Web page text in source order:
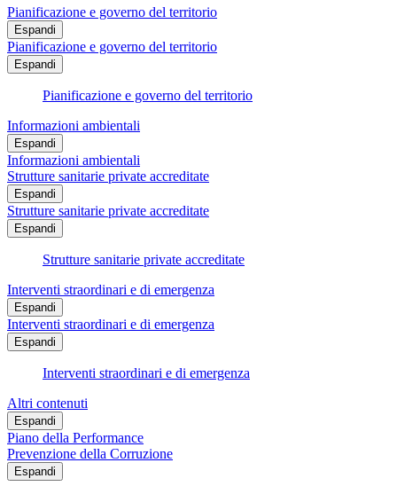
Pianificazione e governo del territorio
Espandi
Pianificazione e governo del territorio
Espandi
Pianificazione e governo del territorio
Informazioni ambientali
Espandi
Informazioni ambientali
Strutture sanitarie private accreditate
Espandi
Strutture sanitarie private accreditate
Espandi
Strutture sanitarie private accreditate
Interventi straordinari e di emergenza
Espandi
Interventi straordinari e di emergenza
Espandi
Interventi straordinari e di emergenza
Altri contenuti
Espandi
Piano della Performance
Prevenzione della Corruzione
Espandi